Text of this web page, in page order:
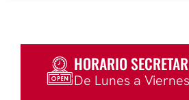
HORARIO
De Lunes a